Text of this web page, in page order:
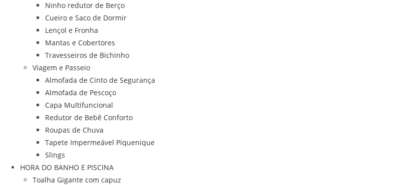
Ninho redutor de Berço
Cueiro e Saco de Dormir
Lençol e Fronha
Mantas e Cobertores
Travesseiros de Bichinho
Viagem e Passeio
Almofada de Cinto de Segurança
Almofada de Pescoço
Capa Multifuncional
Redutor de Bebê Conforto
Roupas de Chuva
Tapete Impermeável Piquenique
Slings
HORA DO BANHO E PISCINA
Toalha Gigante com capuz